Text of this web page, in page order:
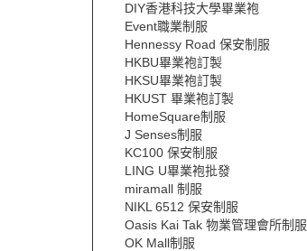
DIY香港科技大學畢業袍
Event職業制服
Hennessy Road 保安制服
HKBU畢業袍訂製
HKSU畢業袍訂製
HKUST 畢業袍訂製
HomeSquare制服
J Senses制服
KC100 保安制服
LING U畢業袍批發
miramall 制服
NIKL 6512 保安制服
Oasis Kai Tak 物業管理會所制服
OK Mall制服